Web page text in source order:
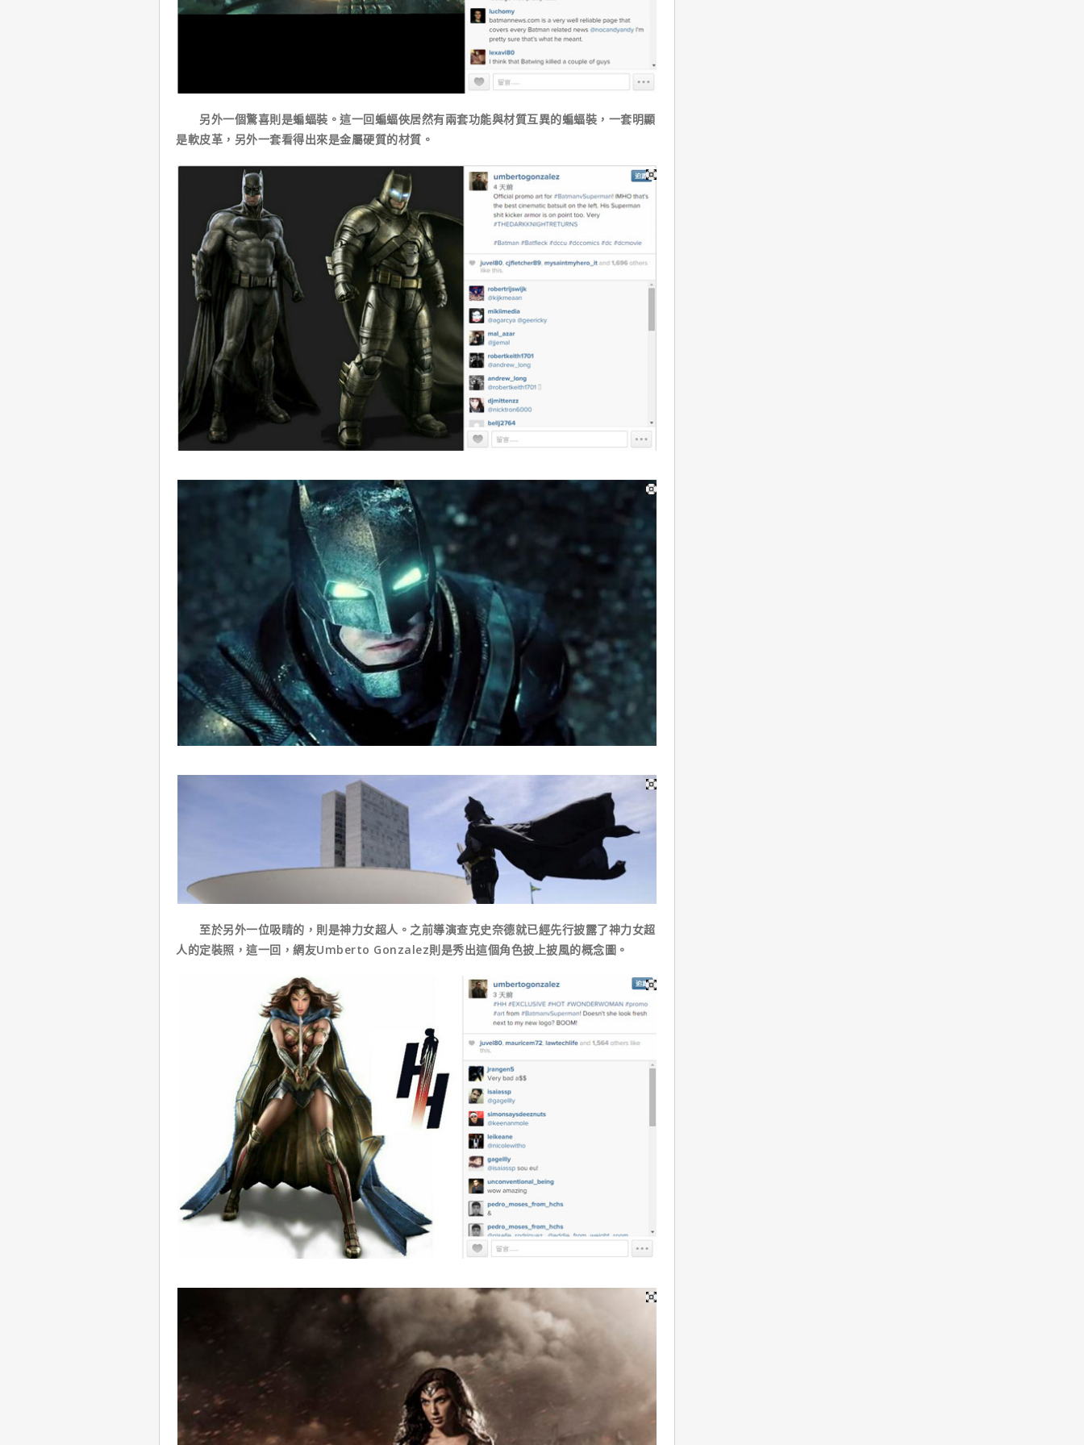
另外一個驚喜則是蝙蝠裝。這一回蝙蝠俠居然有兩套功能與材質互異的蝙蝠裝，一套明顯
是軟皮革，另外一套看得出來是金屬硬質的材質。
至於另外一位吸睛的，則是神力女超人。之前導演查克史奈德就已經先行披露了神力女超
人的定裝照，這一回，網友Umberto Gonzalez則是秀出這個角色披上披風的概念圖。